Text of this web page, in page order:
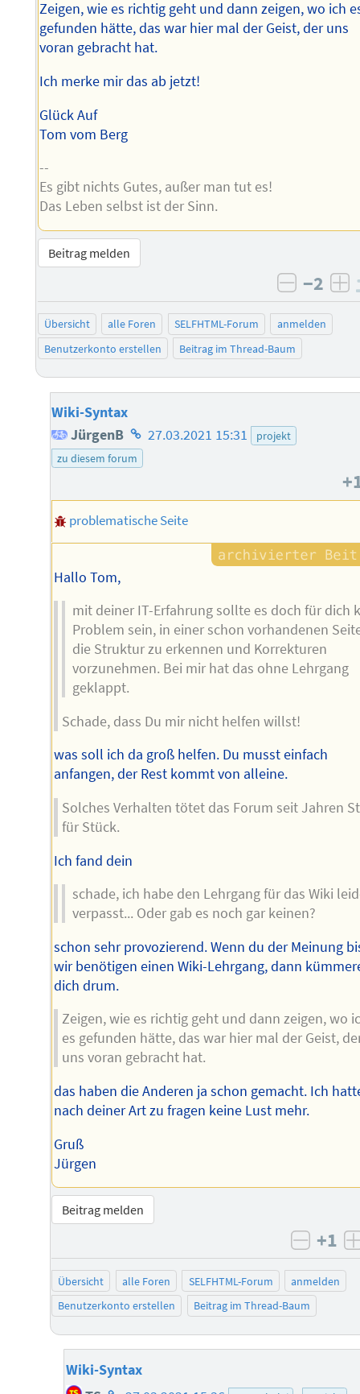
Zeigen, wie es richtig geht und dann zeigen, wo ich
gefunden hätte, das war hier mal der Geist, der uns
voran gebracht hat.
Ich merke mir das ab jetzt!
Glück Auf
Tom vom Berg
--
Es gibt nichts Gutes, außer man tut es!
Das Leben selbst ist der Sinn.
Beitrag melden
negativ
−2
Übersicht alle Foren SELFHTML-Forum
anmelden
Benutzerkonto erstellen
Beitrag im Thread-Baum
Wiki-Syntax
JürgenB Homepage
des
27.03.2021 15:31
projekt
zu diesem forum
problematische Seite
Hallo Tom,
mit deiner IT-Erfahrung sollte es doch für dich
Problem sein, in einer schon vorhandenen
die Struktur zu erkennen und Korrekturen
vorzunehmen. Bei mir hat das ohne Lehrgang
geklappt.
Schade, dass Du mir nicht helfen willst!
was soll ich da groß helfen. Du musst einfach
anfangen, der Rest kommt von alleine.
Solches Verhalten tötet das Forum seit Jahren
für Stück.
Ich fand dein
schade, ich habe den Lehrgang für das Wiki
verpasst... Oder gab es noch gar keinen?
schon sehr provozierend. Wenn du der Meinung
wir benötigen einen Wiki-Lehrgang, dann
dich drum.
Zeigen, wie es richtig geht und dann zeigen, wo
es gefunden hätte, das war hier mal der Geist,
uns voran gebracht hat.
das haben die Anderen ja schon gemacht. Ich
nach deiner Art zu fragen keine Lust mehr.
Gruß
Jürgen
Beitrag melden
+1
Übersicht alle Foren SELFHTML-Forum
anmelden
Benutzerkonto erstellen
Beitrag im Thread-Baum
Wiki-Syntax